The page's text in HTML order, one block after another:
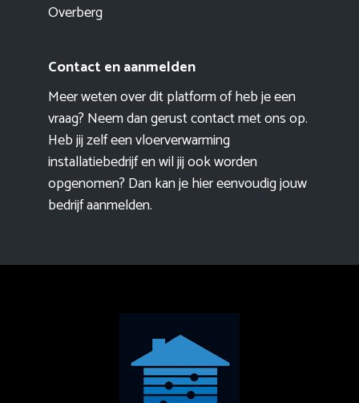
Overberg
Contact en aanmelden
Meer weten over dit platform of heb je een
vraag? Neem dan gerust contact met ons op.
Heb jij zelf een vloerverwarming
installatiebedrijf en wil jij ook worden
opgenomen? Dan kan je hier eenvoudigjouw
bedrijf aanmelden.